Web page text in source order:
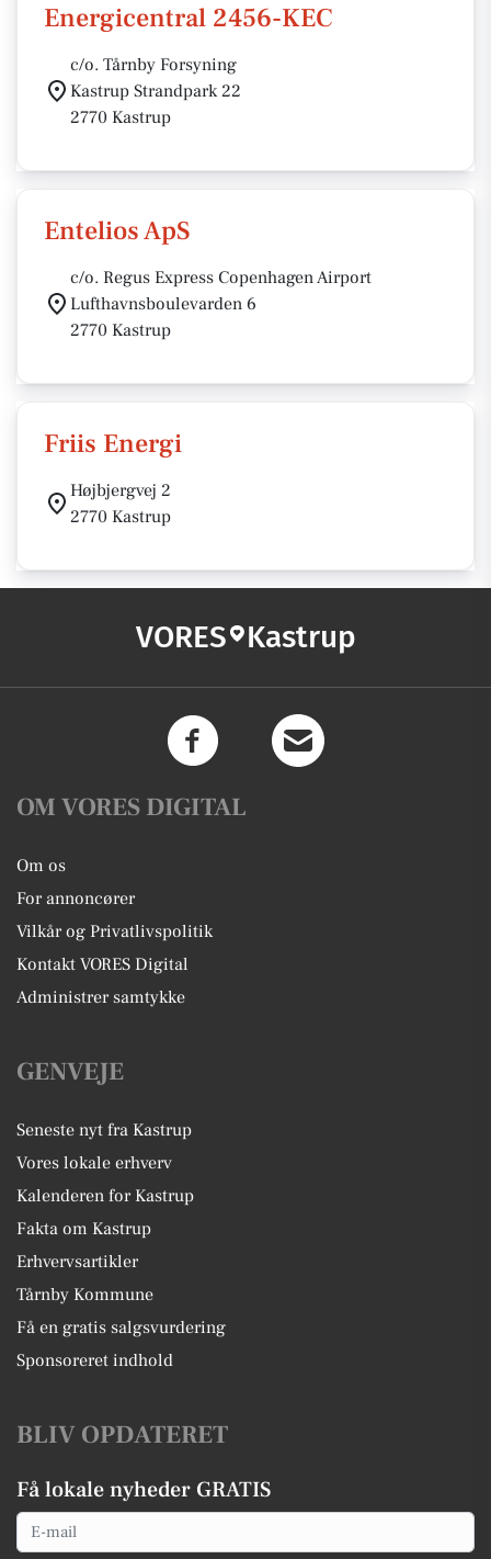
Energicentral 2456-KEC
c/o. Tårnby Forsyning
Kastrup Strandpark 22
2770 Kastrup
Entelios ApS
c/o. Regus Express Copenhagen Airport
Lufthavnsboulevarden 6
2770 Kastrup
Friis Energi
Højbjergvej 2
2770 Kastrup
VORES Kastrup
OM VORES DIGITAL
Om os
For annoncører
Vilkår og Privatlivspolitik
Kontakt VORES Digital
Administrer samtykke
GENVEJE
Seneste nyt fra Kastrup
Vores lokale erhverv
Kalenderen for Kastrup
Fakta om Kastrup
Erhvervsartikler
Tårnby Kommune
Få en gratis salgsvurdering
Sponsoreret indhold
BLIV OPDATERET
Få lokale nyheder GRATIS
Email